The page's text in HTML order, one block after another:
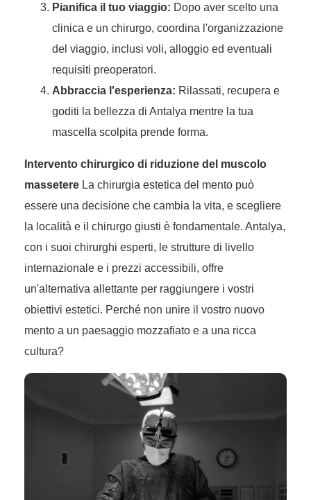
Pianifica il tuo viaggio: Dopo aver scelto una
clinica e un chirurgo, coordina l'organizzazione
del viaggio, inclusi voli, alloggio ed eventuali
requisiti preoperatori.
Abbraccia l'esperienza: Rilassati, recupera e
goditi la bellezza di Antalya mentre la tua
mascella scolpita prende forma.
Intervento chirurgico di riduzione del muscolo
massetere La chirurgia estetica del mento può
essere una decisione che cambia la vita, e scegliere
la località e il chirurgo giusti è fondamentale. Antalya,
con i suoi chirurghi esperti, le strutture di livello
internazionale e i prezzi accessibili, offre
un'alternativa allettante per raggiungere i vostri
obiettivi estetici. Perché non unire il vostro nuovo
mento a un paesaggio mozzafiato e a una ricca
cultura?